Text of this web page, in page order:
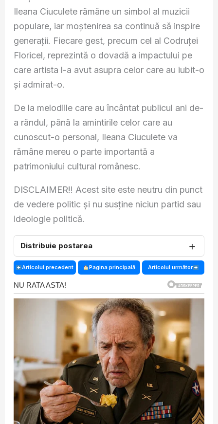
Ileana Ciuculete rămâne un simbol al muzicii
populare, iar moștenirea sa continuă să inspire
generații. Fiecare gest, precum cel al Codruței
Floricel, reprezintă o dovadă a impactului pe
care artista l-a avut asupra celor care au iubit-o
și admirat-o.
De la melodiile care au încântat publicul ani de-
a rândul, până la amintirile celor care au
cunoscut-o personal, Ileana Ciuculete va
rămâne mereu o parte importantă a
patrimoniului cultural românesc.
DISCLAIMER!! Acest site este neutru din punct
de vedere politic și nu susține niciun partid sau
ideologie politică.
Distribuie postarea ＋
Articolul precedent Pagina principală Articolul următor